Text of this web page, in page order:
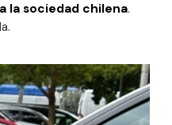
la sociedad chilena.